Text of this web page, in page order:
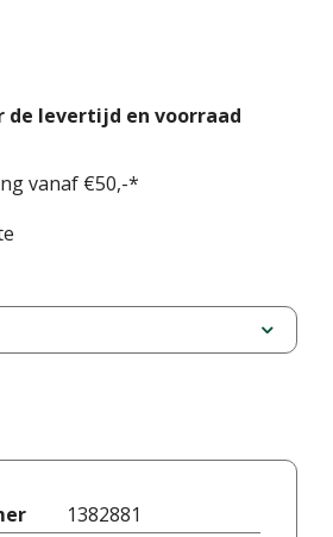
de levertijd en voorraad
vanaf €50,-*
1382881